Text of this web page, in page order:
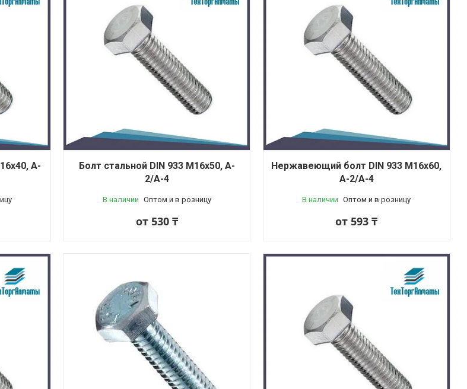
A-
Болт стальной DIN 933 М16x50, A-
2/A-4
В наличии Оптом и в розницу
от 530 ₸
Нержавеющий болт DIN 933 М16x60,
A-2/A-4
В наличии Оптом и в розницу
от 593 ₸